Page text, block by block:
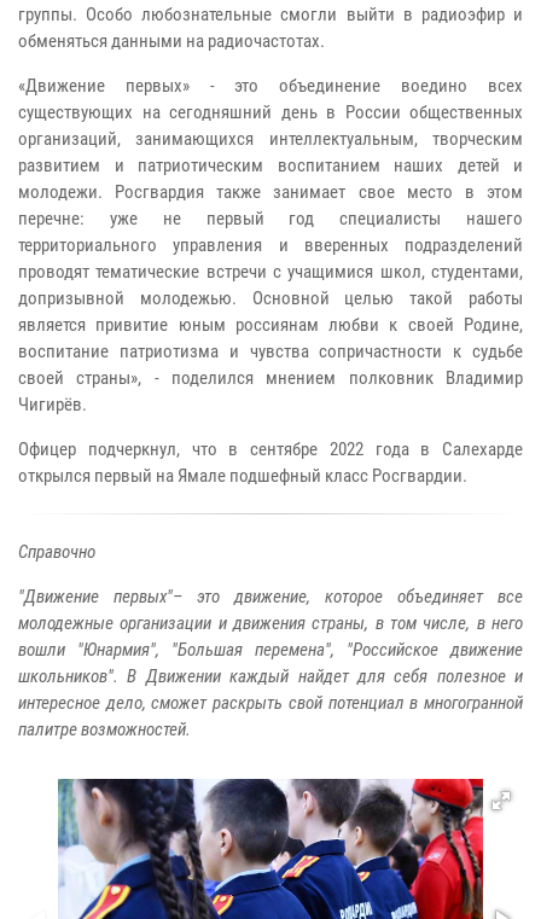
группы. Особо любознательные смогли выйти в радиоэфир и
обменяться данными на радиочастотах.
«Движение первых» - это объединение воедино всех
существующих на сегодняшний день в России общественных
организаций, занимающихся интеллектуальным, творческим
развитием и патриотическим воспитанием наших детей и
молодежи. Росгвардия также занимает свое место в этом
перечне: уже не первый год специалисты нашего
территориального управления и вверенных подразделений
проводят тематические встречи с учащимися школ, студентами,
допризывной молодежью. Основной целью такой работы
является привитие юным россиянам любви к своей Родине,
воспитание патриотизма и чувства сопричастности к судьбе
своей страны», - поделился мнением полковник Владимир
Чигирёв.
Офицер подчеркнул, что в сентябре 2022 года в Салехарде
открылся первый на Ямале подшефный класс Росгвардии.
Справочно
"Движение первых"– это движение, которое объединяет все
молодежные организации и движения страны, в том числе, в него
вошли "Юнармия", "Большая перемена", "Российское движение
школьников". В Движении каждый найдет для себя полезное и
интересное дело, сможет раскрыть свой потенциал в многогранной
палитре возможностей.